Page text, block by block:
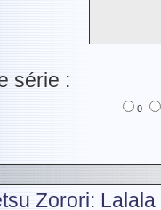
série :
0
Zorori: Lalala